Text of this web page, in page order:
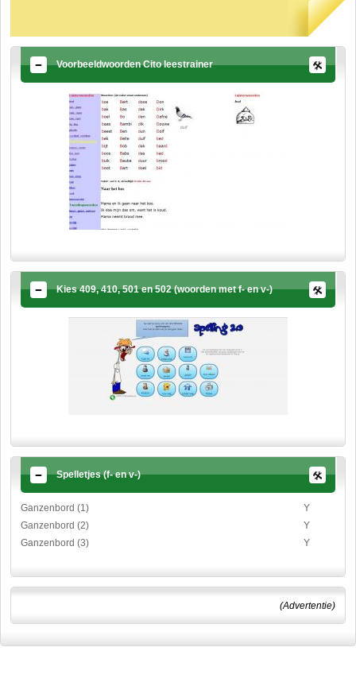
Voorbeeldwoorden Cito leestrainer
Kies 409, 410, 501 en 502 (woorden met f- en v-)
Spelletjes (f- en v-)
Ganzenbord (1)
Y
Ganzenbord (2)
Y
Ganzenbord (3)
Y
(Advertentie)